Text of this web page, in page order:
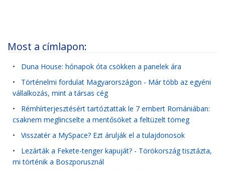
Most a címlapon:
• Duna House: hónapok óta csökken a panelek ára
• Történelmi fordulat Magyarországon - Már több az egyéni
vállalkozás, mint a társas cég
• Rémhírterjesztésért tartóztattak le 7 embert Romániában:
csaknem meglincselte a mentősöket a feltüzelt tömeg
• Visszatér a MySpace? Ezt árulják el a tulajdonosok
• Lezárták a Fekete-tenger kapuját? - Törökország tisztázta,
mi történik a Boszporusznál